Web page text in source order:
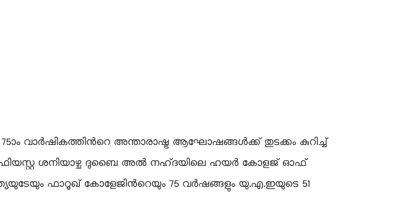
വാർഷികത്തിന്‍റെ അന്താരാഷ്ട്ര ആഘോഷങ്ങൾക്ക് തുടക്കം കുറിച്ച്​
ശനിയാഴ്ച ദുബൈ അൽ നഹ്ദയിലെ ഹയർ കോളജ് ഓഫ്
ഫാറൂഖ് കോളേജിന്‍റെയും 75 വർഷങ്ങളും യു.എ.ഇയുടെ 51